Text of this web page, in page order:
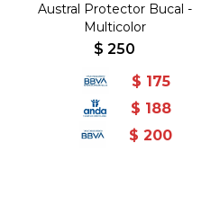
Austral Protector Bucal -
Multicolor
$ 250
$ 175
$ 188
$ 200